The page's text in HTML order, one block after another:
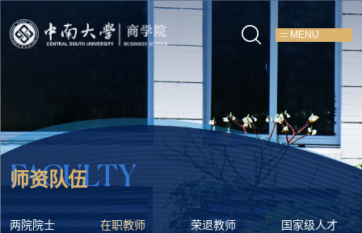
MENU
FACULTY
师资队伍
两院院士 在职教师 荣退教师 国家级人才